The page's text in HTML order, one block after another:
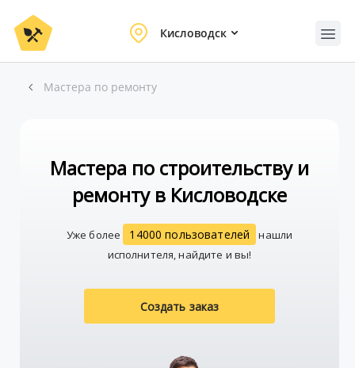
Кисловодск
Мастера по ремонту
Мастера по строительству и
ремонту в Кисловодске
Уже более 14000 пользователей
нашли
исполнителя, найдите и вы!
Создать заказ